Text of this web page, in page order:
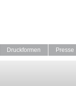
Druckformen Presse